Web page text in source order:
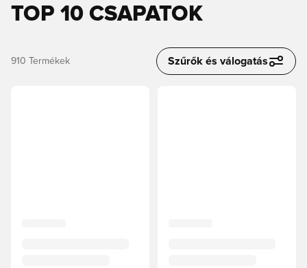
TOP 10 CSAPATOK
910 Termékek Szűrők és válogatás